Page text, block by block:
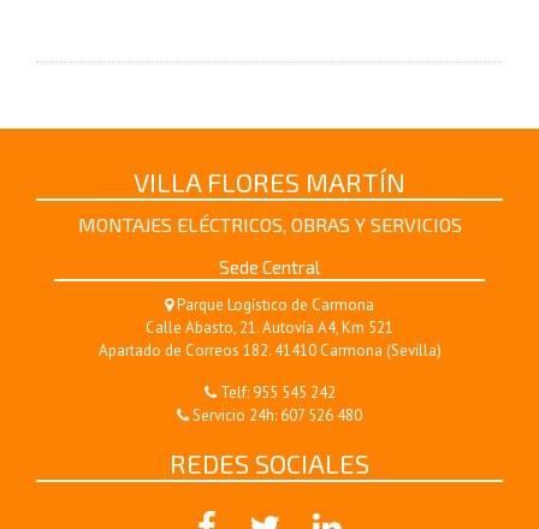
VILLA FLORES MARTÍN
MONTAJES ELÉCTRICOS, OBRAS Y SERVICIOS
Sede Central
Parque Logístico de Carmona
Calle Abasto, 21. Autovía A4, Km 521
Apartado de Correos 182. 41410 Carmona (Sevilla)
Telf: 955 545 242
Servicio 24h:607 526 480
REDES SOCIALES